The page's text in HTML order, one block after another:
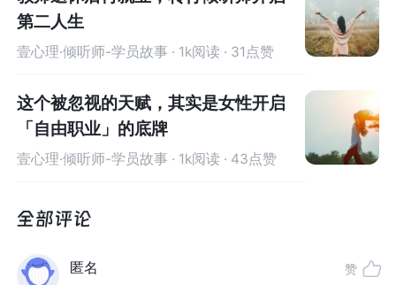
第二人生
壹心理·倾听师-学员故事 · 1k阅读 · 31点赞
这个被忽视的天赋，其实是女性开启
「自由职业」的底牌
壹心理·倾听师-学员故事 · 1k阅读 · 43点赞
匿名 赞